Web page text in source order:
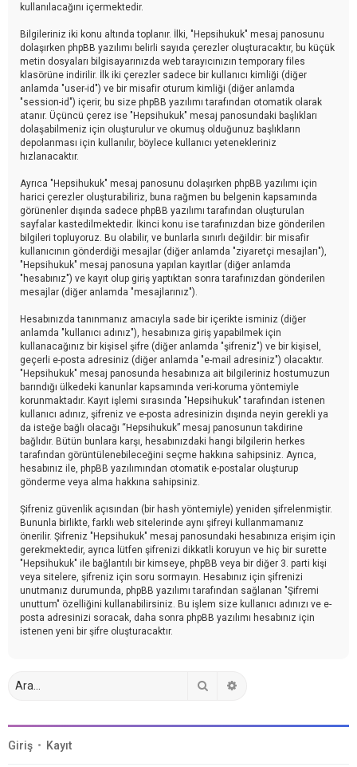
kullanılacağını içermektedir.
Bilgileriniz iki konu altında toplanır. İlki, "Hepsihukuk" mesaj panosunu
dolaşırken phpBB yazılımı belirli sayıda çerezler oluşturacaktır, bu küçük
metin dosyaları bilgisayarınızda web tarayıcınızın temporary files
klasörüne indirilir. İlk iki çerezler sadece bir kullanıcı kimliği (diğer
anlamda "user-id") ve bir misafir oturum kimliği (diğer anlamda
"session-id") içerir, bu size phpBB yazılımı tarafından otomatik olarak
atanır. Üçüncü çerez ise "Hepsihukuk" mesaj panosundaki başlıkları
dolaşabilmeniz için oluşturulur ve okumuş olduğunuz başlıkların
depolanması için kullanılır, böylece kullanıcı yetenekleriniz
hızlanacaktır.
Ayrıca "Hepsihukuk" mesaj panosunu dolaşırken phpBB yazılımı için
harici çerezler oluşturabiliriz, buna rağmen bu belgenin kapsamında
görünenler dışında sadece phpBB yazılımı tarafından oluşturulan
sayfalar kastedilmektedir. İkinci konu ise tarafınızdan bize gönderilen
bilgileri topluyoruz. Bu olabilir, ve bunlarla sınırlı değildir: bir misafir
kullanıcının gönderdiği mesajlar (diğer anlamda "ziyaretçi mesajları"),
"Hepsihukuk" mesaj panosuna yapılan kayıtlar (diğer anlamda
"hesabınız") ve kayıt olup giriş yaptıktan sonra tarafınızdan gönderilen
mesajlar (diğer anlamda "mesajlarınız").
Hesabınızda tanınmanız amacıyla sade bir içerikte isminiz (diğer
anlamda "kullanıcı adınız"), hesabınıza giriş yapabilmek için
kullanacağınız bir kişisel şifre (diğer anlamda "şifreniz") ve bir kişisel,
geçerli e-posta adresiniz (diğer anlamda "e-mail adresiniz") olacaktır.
"Hepsihukuk" mesaj panosunda hesabınıza ait bilgileriniz hostumuzun
barındığı ülkedeki kanunlar kapsamında veri-koruma yöntemiyle
korunmaktadır. Kayıt işlemi sırasında "Hepsihukuk" tarafından istenen
kullanıcı adınız, şifreniz ve e-posta adresinizin dışında neyin gerekli ya
da isteğe bağlı olacağı “Hepsihukuk” mesaj panosunun takdirine
bağlıdır. Bütün bunlara karşı, hesabınızdaki hangi bilgilerin herkes
tarafından görüntülenebileceğini seçme hakkına sahipsiniz. Ayrıca,
hesabınız ile, phpBB yazılımından otomatik e-postalar oluşturup
gönderme veya alma hakkına sahipsiniz.
Şifreniz güvenlik açısından (bir hash yöntemiyle) yeniden şifrelenmiştir.
Bununla birlikte, farklı web sitelerinde aynı şifreyi kullanmamanız
önerilir. Şifreniz "Hepsihukuk" mesaj panosundaki hesabınıza erişim için
gerekmektedir, ayrıca lütfen şifrenizi dikkatli koruyun ve hiç bir surette
"Hepsihukuk" ile bağlantılı bir kimseye, phpBB veya bir diğer 3. parti kişi
veya sitelere, şifreniz için soru sormayın. Hesabınız için şifrenizi
unutmanız durumunda, phpBB yazılımı tarafından sağlanan "Şifremi
unuttum" özelliğini kullanabilirsiniz. Bu işlem size kullanıcı adınızı ve e-
posta adresinizi soracak, daha sonra phpBB yazılımı hesabınız için
istenen yeni bir şifre oluşturacaktır.
Giriş • Kayıt